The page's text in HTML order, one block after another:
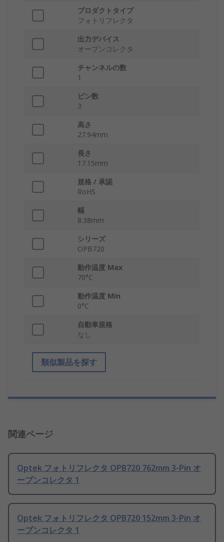
プロダクトタイプ
フォトリフレクタ
出力デバイス
オープンコレクタ
チャンネルの数
1
ピン数
3
高さ
27.94mm
長さ
17.15mm
規格 / 承認
RoHS
幅
8.38mm
シリーズ
OPB720
動作温度 Max
70°C
動作温度 Min
0°C
自動車規格
なし
類似製品を探す
関連ページ
Optek フォトリフレクタ OPB720 762mm 3-Pin オ
ープンコレクタ 1
Optek フォトリフレクタ OPB720 152mm 3-Pin オ
ープンコレクタ 1